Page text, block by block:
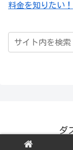
料金を知りたい！
ダ
©